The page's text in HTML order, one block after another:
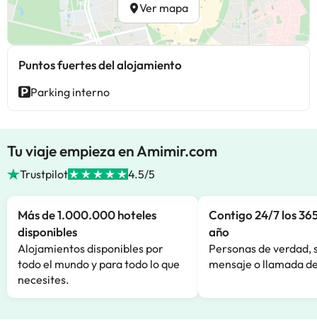
Ver mapa
Puntos fuertes del alojamiento
Parking interno
Tu viaje empieza en Amimir.com
Trustpilot 4.5/5
Más de 1.000.000 hoteles
disponibles
Alojamientos disponibles por
todo el mundo y para todo lo que
necesites.
Contigo 24/7 los
año
Personas de verdad,
mensaje o llamada